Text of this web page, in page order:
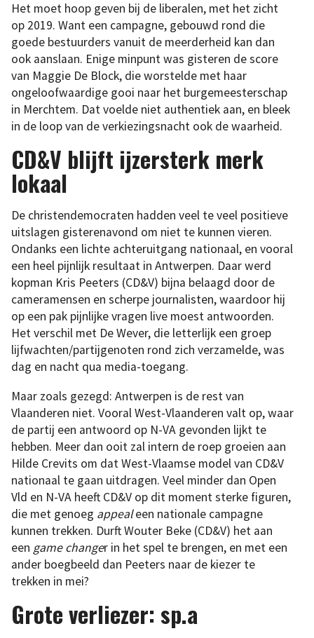
Het moet hoop geven bij de liberalen, met het zicht
op 2019. Want een campagne, gebouwd rond die
goede bestuurders vanuit de meerderheid kan dan
ook aanslaan. Enige minpunt was gisteren de score
van Maggie De Block, die worstelde met haar
ongeloofwaardige gooi naar het burgemeesterschap
in Merchtem. Dat voelde niet authentiek aan, en bleek
in de loop van de verkiezingsnacht ook de waarheid.
CD&V blijft ijzersterk merk
lokaal
De christendemocraten hadden veel te veel positieve
uitslagen gisterenavond om niet te kunnen vieren.
Ondanks een lichte achteruitgang nationaal, en vooral
een heel pijnlijk resultaat in Antwerpen. Daar werd
kopman Kris Peeters (CD&V) bijna belaagd door de
cameramensen en scherpe journalisten, waardoor hij
op een pak pijnlijke vragen live moest antwoorden.
Het verschil met De Wever, die letterlijk een groep
lijfwachten/partijgenoten rond zich verzamelde, was
dag en nacht qua media-toegang.
Maar zoals gezegd: Antwerpen is de rest van
Vlaanderen niet. Vooral West-Vlaanderen valt op, waar
de partij een antwoord op N-VA gevonden lijkt te
hebben. Meer dan ooit zal intern de roep groeien aan
Hilde Crevits om dat West-Vlaamse model van CD&V
nationaal te gaan uitdragen. Veel minder dan Open
Vld en N-VA heeft CD&V op dit moment sterke figuren,
die met genoeg appealeen nationale campagne
kunnen trekken. Durft Wouter Beke (CD&V) het aan
een game changer in het spel te brengen, en met een
ander boegbeeld dan Peeters naar de kiezer te
trekken in mei?
Grote verliezer: sp.a